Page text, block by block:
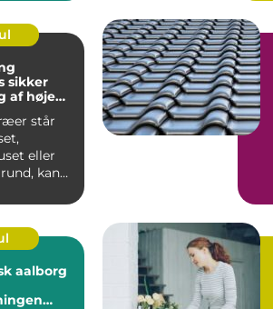
af høje
står
eller
kan
...
aalborg